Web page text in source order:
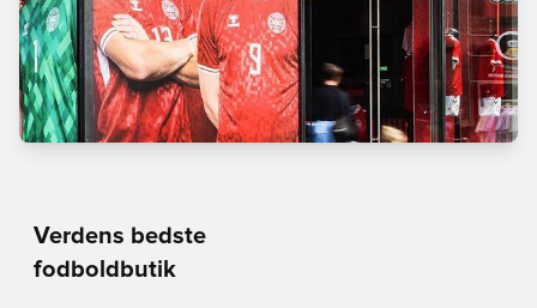
Verdens bedste
fodboldbutik